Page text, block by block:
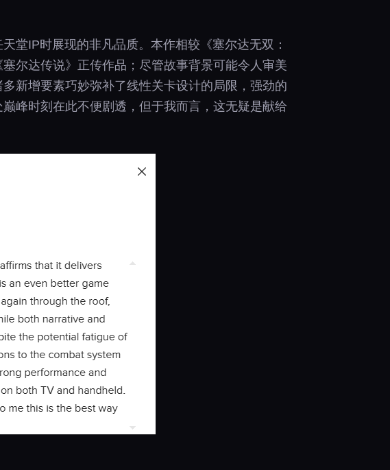
堂IP时展现的非凡品质。本作相较《塞尔达无双：
尔达传说》正传作品；尽管故事背景可能令人审美
新增要素巧妙弥补了线性关卡设计的局限，强劲的
峰时刻在此不便剧透，但于我而言，这无疑是献给